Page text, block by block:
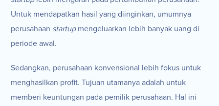
Untuk mendapatkan hasil yang diinginkan, umumnya
perusahaan startupmengeluarkan lebih banyak uang di
periode awal.
Sedangkan, perusahaan konvensional lebih fokus untuk
menghasilkan profit. Tujuan utamanya adalah untuk
memberi keuntungan pada pemilik perusahaan. Hal ini